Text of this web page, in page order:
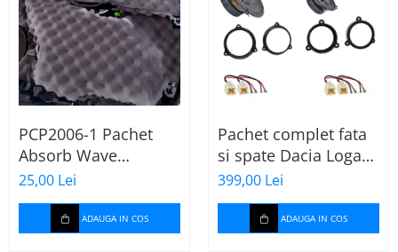
PCP2006-1 Pachet
Absorb Wave
Paramat de 1 coala,
spuma de 16mm
grosime,
500*150mm, 0.75mp
25,00 Lei
ADAUGA IN COS
Pachet complet fata
si spate Dacia Logan
2 (2013-2020) cu boxe
Ground Zero Ferrum
399,00 Lei
ADAUGA IN COS